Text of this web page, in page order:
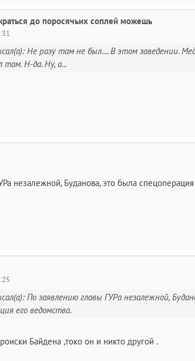
до поросячьих соплей можешь
Не разу там не был.... В этом заведении.
там. Н-да. Ну, а...
незалежной, Буданова, это была
По заявлению главы ГУРа незалежной,
его ведомства.
Байдена ,токо он и никто другой .